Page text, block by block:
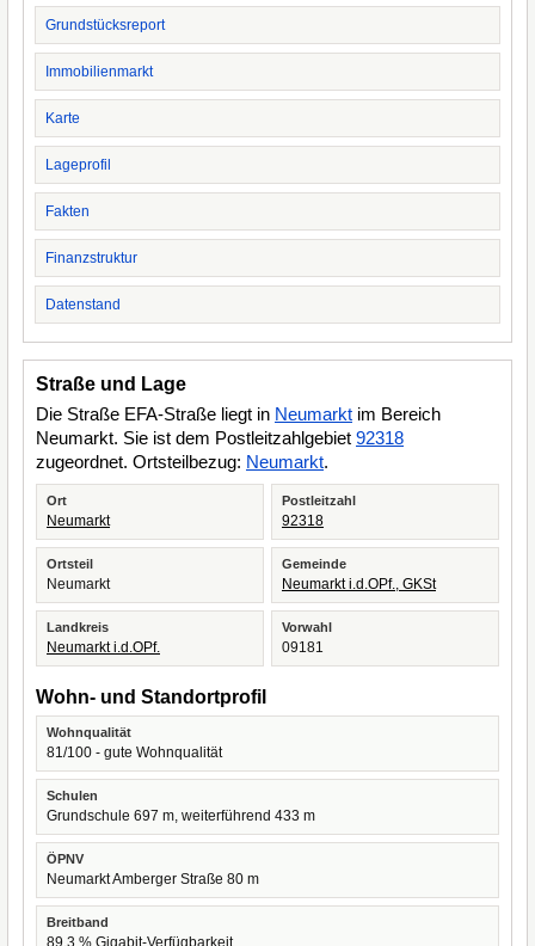
Grundstücksreport
Immobilienmarkt
Karte
Lageprofil
Fakten
Finanzstruktur
Datenstand
Straße und Lage
Die Straße EFA-Straße liegt in Neumarkt im Bereich
Neumarkt. Sie ist dem Postleitzahlgebiet 92318
zugeordnet. Ortsteilbezug: Neumarkt.
Ort
Neumarkt
Postleitzahl
92318
Ortsteil
Neumarkt
Gemeinde
Neumarkt i.d.OPf., GKSt
Landkreis
Neumarkt i.d.OPf.
Vorwahl
09181
Wohn- und Standortprofil
Wohnqualität
81/100 - gute Wohnqualität
Schulen
Grundschule 697 m, weiterführend 433 m
ÖPNV
Neumarkt Amberger Straße 80 m
Breitband
89,3 % Gigabit-Verfügbarkeit